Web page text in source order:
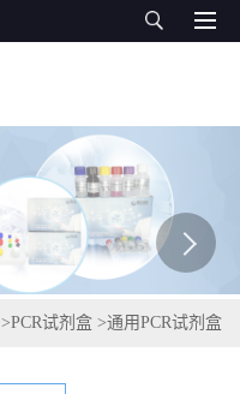
>PCR试剂盒 >通用PCR试剂盒